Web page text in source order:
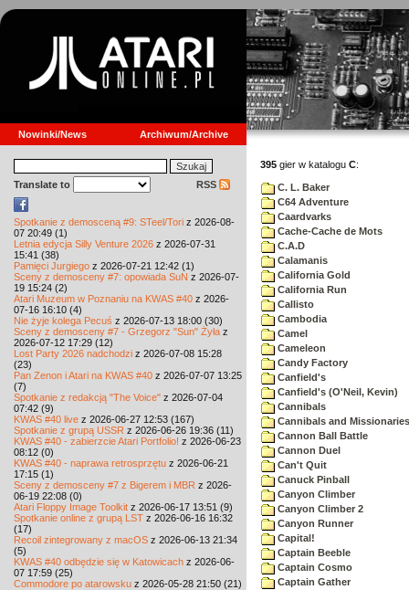
Nowinki/News Archiwum/Archive
Translate to RSS
Spotkanie z demosceną #9: STeel/Tori z 2026-08-
07 20:49 (1)
Letnia edycja Silly Venture 2026 z 2026-07-31
15:41 (38)
Pamięci Jurgiego z 2026-07-21 12:42 (1)
Sceny z demosceny #7: opowiada SuN z 2026-07-
19 15:24 (2)
Atari Muzeum w Poznaniu na KWAS #40 z 2026-
07-16 16:10 (4)
Nie żyje kolega Pecuś z 2026-07-13 18:00 (30)
Sceny z demosceny #7 - Grzegorz "Sun" Żyła z
2026-07-12 17:29 (12)
Lost Party 2026 nadchodzi z 2026-07-08 15:28
(23)
Pan Zenon i Atari na KWAS #40 z 2026-07-07 13:25
(7)
Spotkanie z redakcją "The Voice" z 2026-07-04
07:42 (9)
KWAS #40 live z 2026-06-27 12:53 (167)
Spotkanie z grupą USSR z 2026-06-26 19:36 (11)
KWAS #40 - zabierzcie Atari Portfolio! z 2026-06-23
08:12 (0)
KWAS #40 - naprawa retrosprzętu z 2026-06-21
17:15 (1)
Sceny z demosceny #7 z Bigerem i MBR z 2026-
06-19 22:08 (0)
Atari Floppy Image Toolkit z 2026-06-17 13:51 (9)
Spotkanie online z grupą LST z 2026-06-16 16:32
(17)
Recoil zintegrowany z macOS z 2026-06-13 21:34
(5)
KWAS #40 odbędzie się w Katowicach z 2026-06-
07 17:59 (25)
Commodore po atarowsku z 2026-05-28 21:50 (21)
395 gier w katalogu C:
C. L. Baker
C64 Adventure
Caardvarks
Cache-Cache de Mots
C.A.D
Calamanis
California Gold
California Run
Callisto
Cambodia
Camel
Cameleon
Candy Factory
Canfield's
Canfield's (O'Neil, Kevin)
Cannibals
Cannibals and Missionaries
Cannon Ball Battle
Cannon Duel
Can't Quit
Canuck Pinball
Canyon Climber
Canyon Climber 2
Canyon Runner
Capital!
Captain Beeble
Captain Cosmo
Captain Gather